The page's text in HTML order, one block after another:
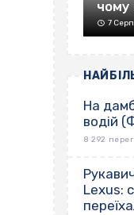
чому
7
На
водій
8 292
Lexus: